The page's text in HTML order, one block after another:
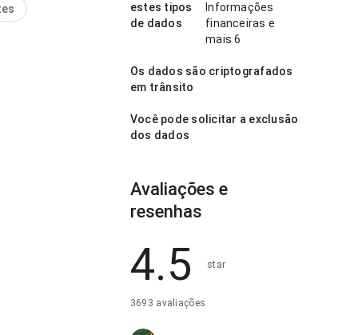
estes tipos
de dados
Informações
financeiras e
mais 6
Os dados são criptografados
em trânsito
Você pode solicitar a exclusão
dos dados
Avaliações e
resenhas
4.5 star
3693 avaliações